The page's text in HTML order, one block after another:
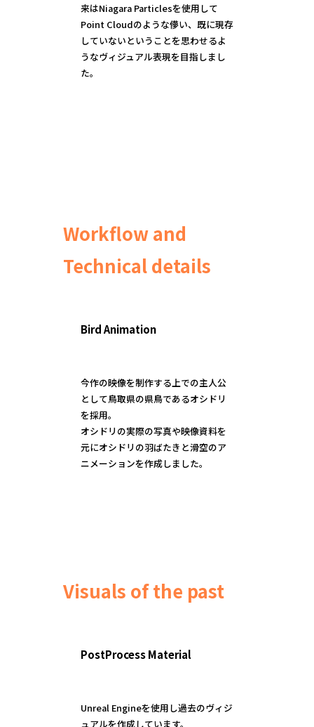
来はNiagara Particlesを使用して
Point Cloudのような儚い、既に現存
していないということを思わせるよ
うなヴィジュアル表現を目指しまし
た。
Workflow and
Technical details
Bird Animation
今作の映像を制作する上での主人公
として鳥取県の県鳥であるオシドリ
を採用。
オシドリの実際の写真や映像資料を
元にオシドリの羽ばたきと滑空のア
ニメーションを作成しました。
Visuals of the past
PostProcess Material
Unreal Engineを使用し過去のヴィジ
ュアルを作成しています。